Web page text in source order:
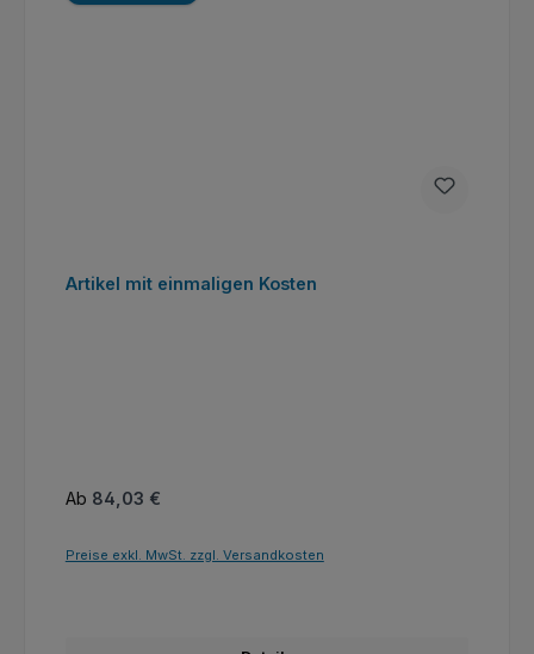
Artikel mit einmaligen Kosten
Regulärer Preis:
Ab 84,03 €
Preise exkl. MwSt. zzgl. Versandkosten